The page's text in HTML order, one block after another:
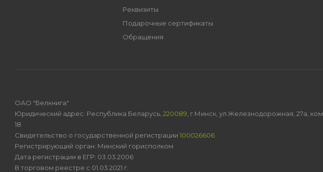
Реквизиты
Подарочные сертификаты
Обращения
ОАО "Белкнига"
Юридический адрес: Республика Беларусь, 220089 , г.Минск, ул.Железнодорожная, 27а, ком
18
Свидетельство о государственной регистрации 100026606
Регистрирующий орган: Минский горисполком
Дата регистрации в ЕГР: 03.03.2006
В торговом реестре с 01.03.2021 г.